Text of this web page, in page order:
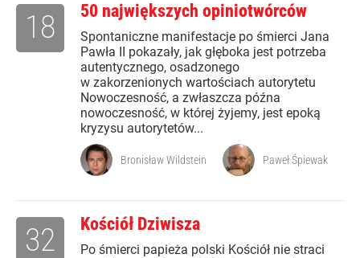
50 największych opiniotwórców
Spontaniczne manifestacje po śmierci Jana
Pawła II pokazały, jak głęboka jest potrzeba
autentycznego, osadzonego
w zakorzenionych wartościach autorytetu
Nowoczesność, a zwłaszcza późna
nowoczesność, w której żyjemy, jest epoką
kryzysu autorytetów...
18
Bronisław Wildstein Paweł Śpiewak
Kościół Dziwisza
Po śmierci papieża polski Kościół nie straci
32